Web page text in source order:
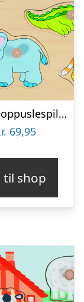
Goki Knoppuslespil – Zoo Dyr – Træ – 8 Brikker
69,95
til shop